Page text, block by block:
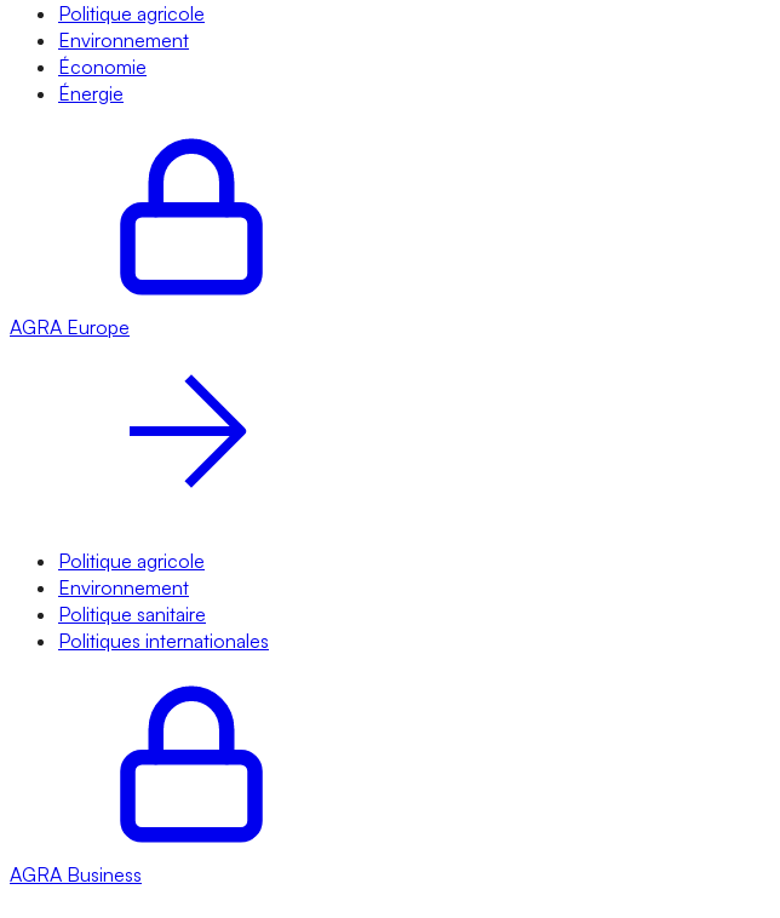
Politique agricole
Environnement
Économie
Énergie
AGRA Europe
Politique agricole
Environnement
Politique sanitaire
Politiques internationales
AGRA Business